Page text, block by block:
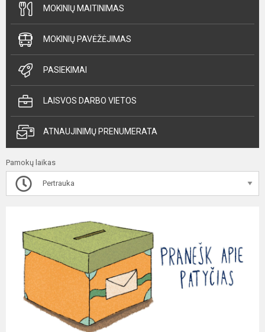
MOKINIŲ MAITINIMAS
MOKINIŲ PAVĖŽĖJIMAS
PASIEKIMAI
LAISVOS DARBO VIETOS
ATNAUJINIMŲ PRENUMERATA
Pamokų laikas
Pertrauka